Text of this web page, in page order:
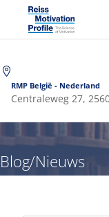

RMP België - Nederland
Centraleweg 27,
Blog/Nieuws